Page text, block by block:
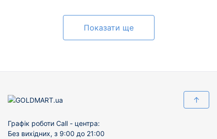
Показати ще
↑
Графік роботи Call - центра:
Без вихідних, з 9:00 до 21:00